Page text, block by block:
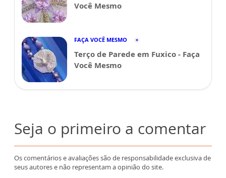
Você Mesmo
FAÇA VOCÊ MESMO
Terço de Parede em Fuxico - Faça
Você Mesmo
Seja o primeiro a comentar
Os comentários e avaliações são de responsabilidade exclusiva de
seus autores e não representam a opinião do site.